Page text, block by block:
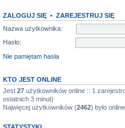
ZALOGUJ SIĘ • ZAREJESTRUJ SIĘ
Nazwa użytkownika:
Hasło:
Nie pamiętam hasła
KTO JEST ONLINE
Jest 27 użytkowników online :: 1
ostatnich 3 minut)
Najwięcej użytkowników (2462) było
STATYSTYKI